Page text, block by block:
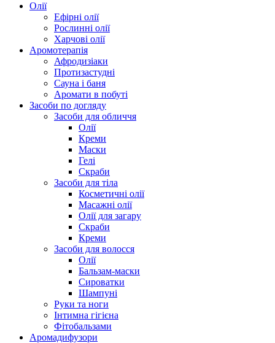
Олії
Ефірні олії
Рослинні олії
Харчові олії
Аромотерапія
Афродизіаки
Протизастудні
Сауна і баня
Аромати в побуті
Засоби по догляду
Засоби для обличчя
Олії
Креми
Маски
Гелі
Скраби
Засоби для тіла
Косметичні олії
Масажні олії
Олії для загару
Скраби
Креми
Засоби для волосся
Олії
Бальзам-маски
Сироватки
Шампуні
Руки та ноги
Інтимна гігієна
Фітобальзами
Аромадифузори